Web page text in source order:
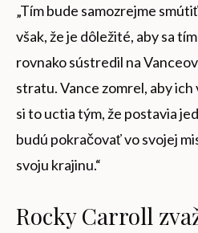
„Tím bude samozrejme
však, že je dôležité, aby sa
rovnako sústredil na
stratu. Vance zomrel, aby
si to uctia tým, že postavia
budú pokračovať vo svojej
svoju krajinu.“
Rocky Carroll